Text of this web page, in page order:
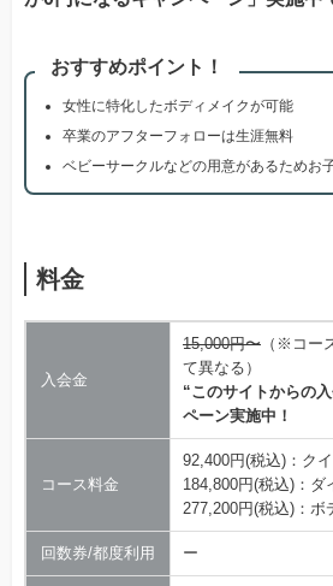
おすすめポイント！
女性に特化したボディメイクが可能
卒業のアフターフォローは生涯無料
ベビーサークルなどの用意があるためお
料金
入会金
15,000円〜 （※コー
て異なる）
“このサイトからの
ペーン実施中！
コース料金
92,400円(税込)：ク
184,800円(税込)：ダ
277,200円(税込)：ボ
回数券/都度利用 ー